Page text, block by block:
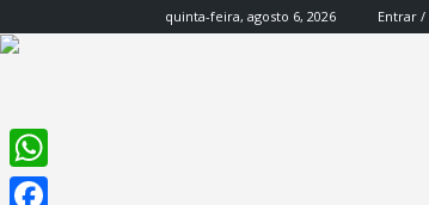
quinta-feira, agosto 6, 2026 Entrar /
WhatsApp